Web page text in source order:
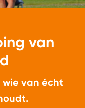
van
van écht